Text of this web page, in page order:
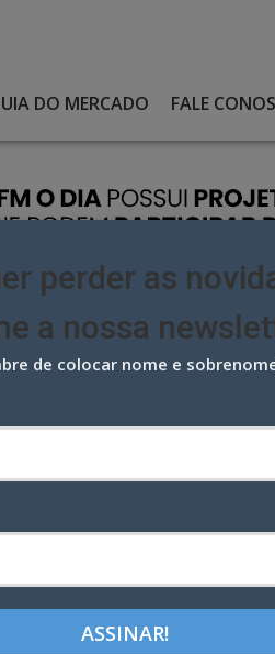
DO MERCADO FALE
INÉDITO E LANÇA SUA PRIMEIRA
inédito e
LinkedIn Pinterest
perder as
a nossa
de colocar nome e